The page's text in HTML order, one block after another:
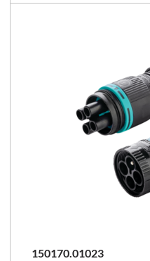
150170.01023